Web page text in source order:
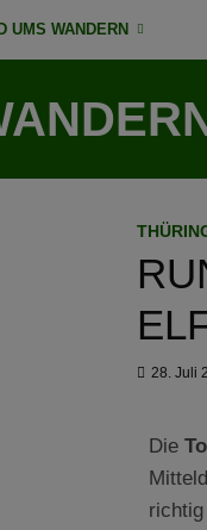
UMS WANDERN
28. Juli
Die